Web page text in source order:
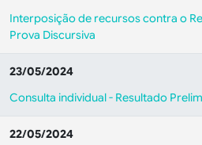
Interposição de recursos contra o
Prova Discursiva
23/05/2024
Consulta individual - Resultado
22/05/2024